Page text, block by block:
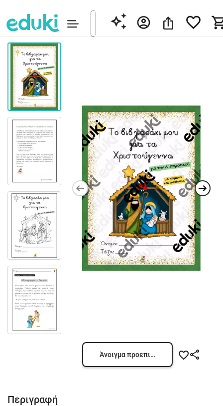
Άνοιγμα προεπισκόπησης
Περιγραφή